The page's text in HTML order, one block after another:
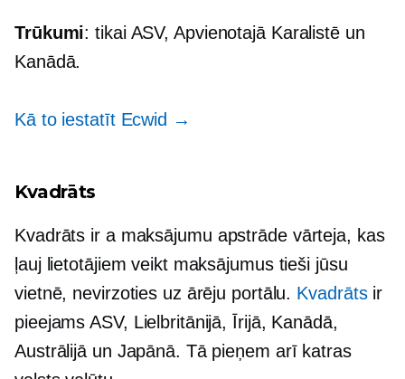
Trūkumi: tikai ASV, Apvienotajā Karalistē un
Kanādā.
Kā to iestatīt Ecwid →
Kvadrāts
Kvadrāts ir a maksājumu apstrādevārteja, kas
ļauj lietotājiem veikt maksājumus tieši jūsu
vietnē, nevirzoties uz ārēju portālu. Kvadrātsir
pieejams ASV, Lielbritānijā, Īrijā, Kanādā,
Austrālijā un Japānā. Tā pieņem arī katras